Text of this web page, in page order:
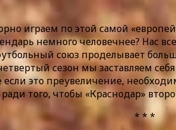
играем по этой самой
немного человечнее? Нас
союз проделывает
сезон мы заставляем
это преувеличение,
того, чтобы «Краснодар»
* * *